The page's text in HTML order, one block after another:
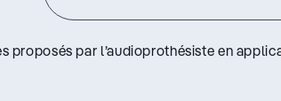
proposés par l’audioprothésiste en